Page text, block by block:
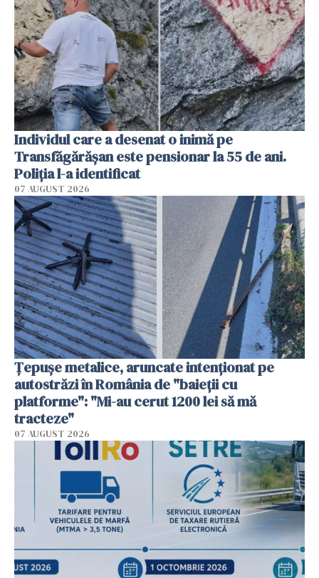
Individul care a desenat o inimă pe
Transfăgărășan este pensionar la 55 de ani.
Poliția l-a identificat
07 AUGUST 2026
Țepușe metalice, aruncate intenționat pe
autostrăzi în România de "baieții cu
platforme": "Mi-au cerut 1200 lei să mă
tracteze"
07 AUGUST 2026